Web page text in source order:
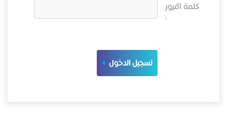
كلمة المرور
:
تسجيل الدخول